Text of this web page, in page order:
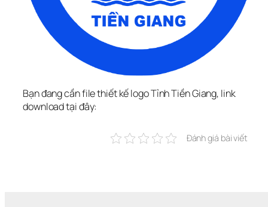
Bạn đang cần file thiết kế logo Tỉnh Tiền Giang, link
download tại đây:
Đánh giá bài viết